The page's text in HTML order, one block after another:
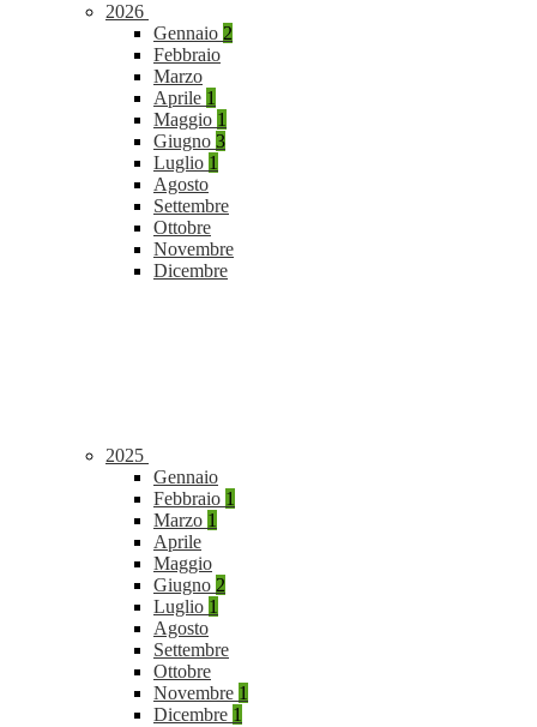
2026
Gennaio 2
Febbraio
Marzo
Aprile 1
Maggio 1
Giugno 3
Luglio 1
Agosto
Settembre
Ottobre
Novembre
Dicembre
2025
Gennaio
Febbraio 1
Marzo 1
Aprile
Maggio
Giugno 2
Luglio 1
Agosto
Settembre
Ottobre
Novembre 1
Dicembre 1